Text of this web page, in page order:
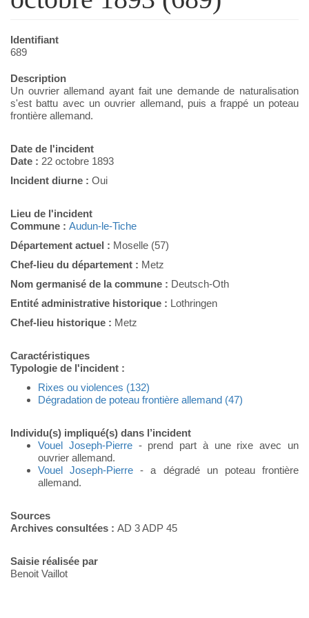
Identifiant
689
Description
Un ouvrier allemand ayant fait une demande de naturalisation
s'est battu avec un ouvrier allemand, puis a frappé un poteau
frontière allemand.
Date de l'incident
Date : 22 octobre 1893
Incident diurne : Oui
Lieu de l'incident
Commune : Audun-le-Tiche
Département actuel : Moselle (57)
Chef-lieu du département : Metz
Nom germanisé de la commune : Deutsch-Oth
Entité administrative historique : Lothringen
Chef-lieu historique : Metz
Caractéristiques
Typologie de l'incident :
Rixes ou violences (132)
Dégradation de poteau frontière allemand (47)
Individu(s) impliqué(s) dans l’incident
Vouel Joseph-Pierre - prend part à une rixe avec un
ouvrier allemand.
Vouel Joseph-Pierre- a dégradé un poteau frontière
allemand.
Sources
Archives consultées : AD 3 ADP 45
Saisie réalisée par
Benoit Vaillot